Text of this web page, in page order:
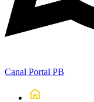
Canal Portal PB